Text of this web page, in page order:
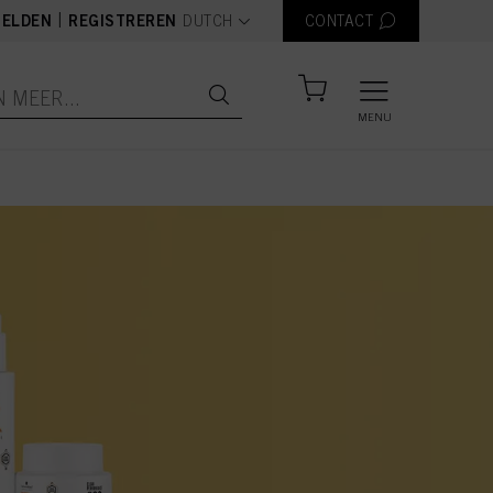
REGISTREREN text.language
DUTCH CONTACT
MENU